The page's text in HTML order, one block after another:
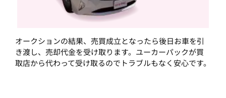
オークションの結果、売買成立となったら後日お車を引
き渡し、売却代金を受け取ります。ユーカーパックが買
取店から代わって受け取るのでトラブルもなく安心です。